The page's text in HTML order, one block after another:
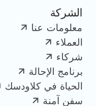
الشركة
معلومات عنا
العملاء
شركاء
برنامج الإحالة
الحياة في كلاودسك
سفن آمنة